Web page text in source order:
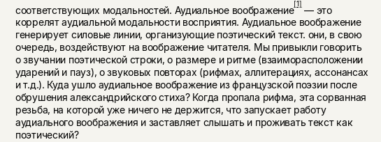
соответствующих модальностей. Аудиальное воображение
[1]
— это
коррелят аудиальной модальности восприятия. Аудиальное воображение
генерирует силовые линии, организующие поэтический текст. они, в свою
очередь, воздействуют на воображение читателя. Мы привыкли говорить
о звучании поэтической строки, о размере и ритме (взаиморасположении
ударений и пауз), о звуковых повторах (рифмах, аллитерациях, ассонансах
и т.д.). Куда ушло аудиальное воображение из французской поэзии после
обрушения александрийского стиха? Когда пропала рифма, эта сорванная
резьба, на которой уже ничего не держится, что запускает работу
аудиального воображения и заставляет слышать и проживать текст как
поэтический?